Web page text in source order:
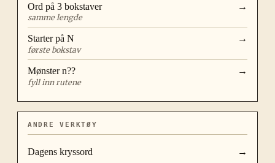
Ord på 3 bokstaver
samme lengde
→
Starter på N
første bokstav
→
Mønstern??
fyll inn rutene
→
ANDRE VERKTØY
Dagens kryssord →